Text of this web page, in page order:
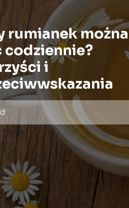
rumianek można
codziennie?
i